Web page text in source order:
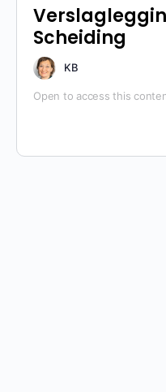
Scheiding
KB
Open to access this